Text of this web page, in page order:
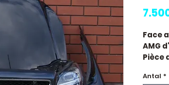
Face
AMG
Pièce
Antal *